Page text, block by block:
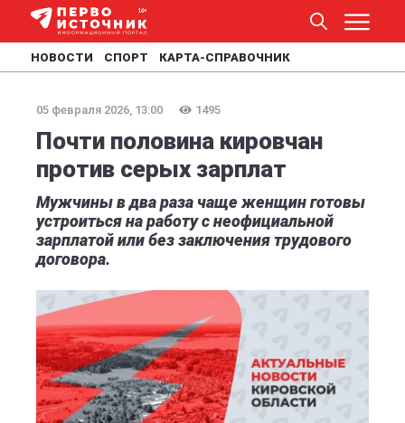
НОВОСТИ СПОРТ КАРТА-СПРАВОЧНИК
05 февраля 2026, 13:00 1495
Почти половина кировчан
против серых зарплат
Мужчины в два раза чаще женщин готовы
устроиться на работу с неофициальной
зарплатой или без заключения трудового
договора.